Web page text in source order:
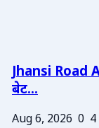
Jhansi Road
बेट...
Aug 6, 2026 0 4